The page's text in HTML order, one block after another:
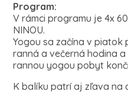
Program:
V rámci programu je 4x 60
NINOU.
Yogou sa začína v piatok
ranná a večerná hodina
rannou yogou pobyt
K balíku patrí aj zľava na